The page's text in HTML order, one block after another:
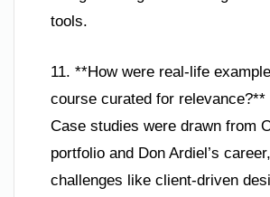
tools.
11. **How were real-life
course curated for relevance?**
Case studies were drawn from
portfolio and Don Ardiel’s
challenges like client-driven